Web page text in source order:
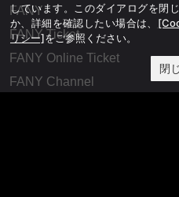
FANY
FANY Ticket
FANY Online Ticket
FANY Channel
しています。このダイアログを閉
か、詳細を確認したい場合は、
リシー]をご参照ください。
閉